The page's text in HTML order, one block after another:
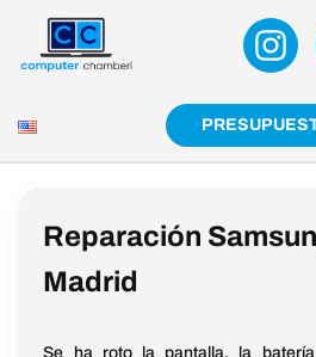
Saltar
Reparación
Madrid
Se ha roto la pantalla, la